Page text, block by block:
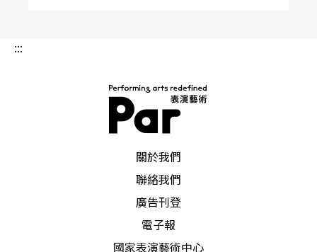
否認的事實。在《反叛劇場》一書中，作者Robert
》Ghosts，因爲前者並沒有呈現「形式
與內容完美的結合」；他進一步解釋，《娃娃之
家》有個很嚴重的矛盾：就內容來說它是意念戲劇
（theatre of ideas）；就形式而言它屬通俗劇。論
及此劇時，Raymond Williams則指出，所謂的寫實
劇（自然劇）只是浪漫戲劇「合法的小孩」，對上
:::
關於我們
聯絡我們
廣告刊登
電子報
國家表演藝術中心